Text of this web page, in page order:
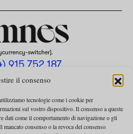
il consenso
tecnologie come i cookie per
sul vostro dispositivo. Il consenso a queste
dati come il comportamento di navigazione o gli
consenso o la revoca del consenso
switcher].
915 752 187